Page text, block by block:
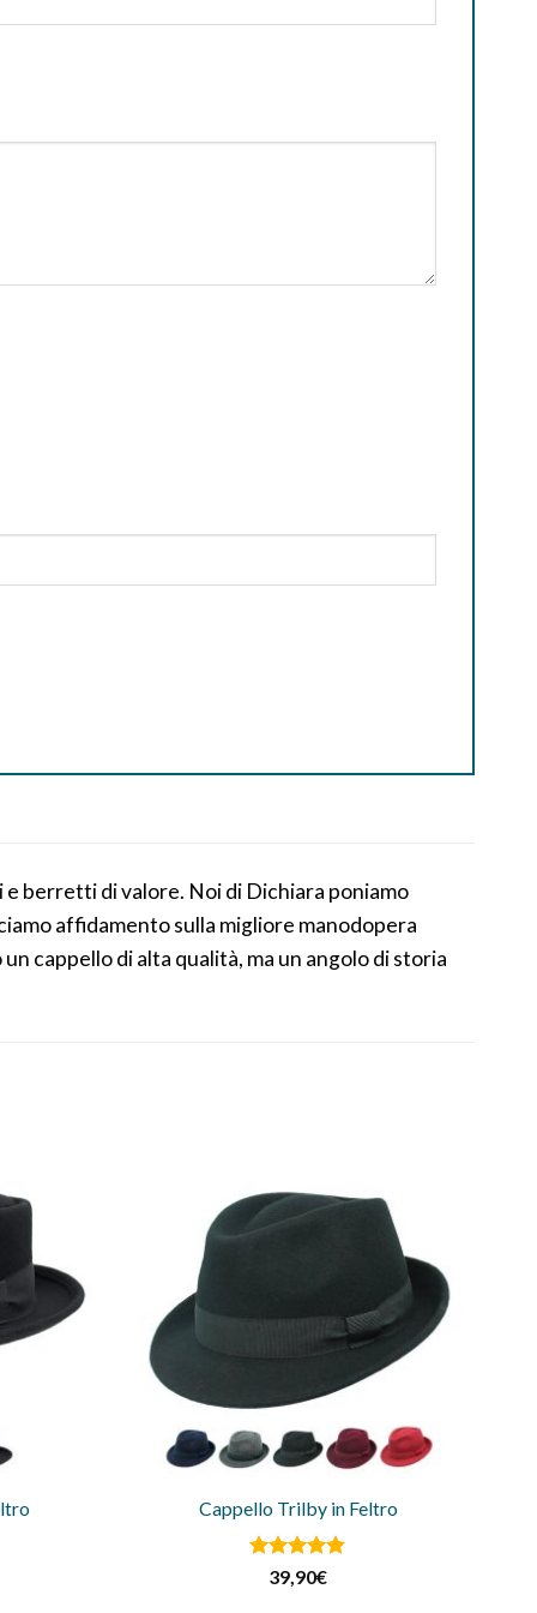
berretti di valore. Noi di Dichiara poniamo
affidamento sulla migliore manodopera
cappello di alta qualità, ma un angolo di storia
Cappello Trilby in Feltro
Valutato
su 5
39,90€